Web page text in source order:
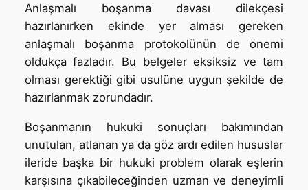
Anlaşmalı boşanma davası dilekçesi
hazırlanırken ekinde yer alması gereken
anlaşmalı boşanma protokolünün de önemi
oldukça fazladır. Bu belgeler eksiksiz ve tam
olması gerektiği gibi usulüne uygun şekilde de
hazırlanmak zorundadır.
Boşanmanın hukuki sonuçları bakımından
unutulan, atlanan ya da göz ardı edilen hususlar
ileride başka bir hukuki problem olarak eşlerin
karşısına çıkabileceğinden uzman ve deneyimli